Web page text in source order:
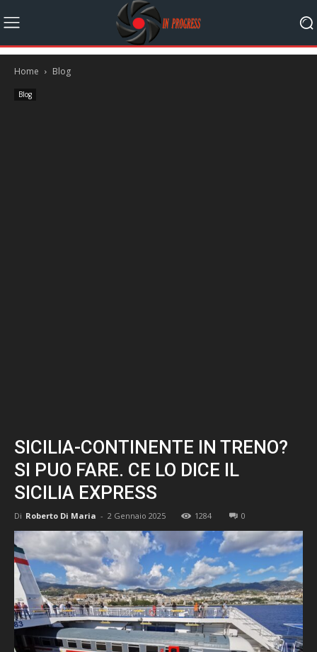
Home Blog
Blog
SICILIA-CONTINENTE IN TRENO?
SI PUO FARE. CE LO DICE IL
SICILIA EXPRESS
Di Roberto Di Maria - 2 Gennaio 2025 1284 0